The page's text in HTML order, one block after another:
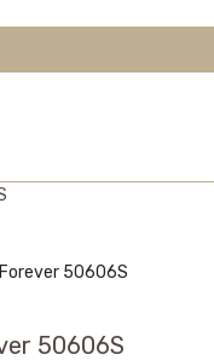
50606S
50606S